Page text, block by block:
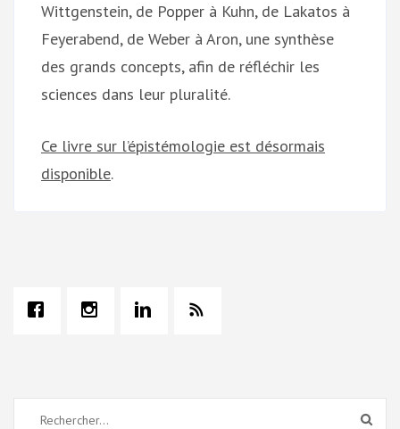
Wittgenstein, de Popper à Kuhn, de Lakatos à
Feyerabend, de Weber à Aron, une synthèse
des grands concepts, afin de réfléchir les
sciences dans leur pluralité.
Ce livre sur l’épistémologie est désormais
disponible.
Rechercher :